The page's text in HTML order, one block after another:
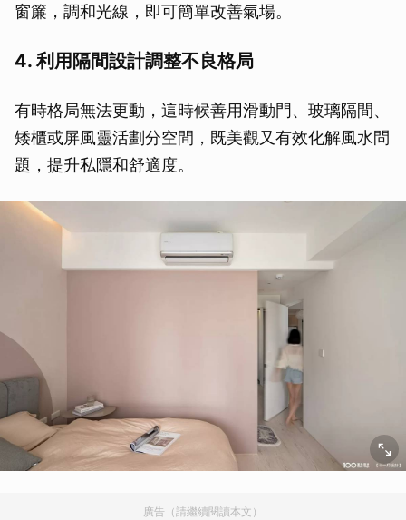
窗簾，調和光線，即可簡單改善氣場。
4. 利用隔間設計調整不良格局
有時格局無法更動，這時候善用滑動門、玻璃隔間、
矮櫃或屏風靈活劃分空間，既美觀又有效化解風水問
題，提升私隱和舒適度。
廣告（請繼續閱讀本文）